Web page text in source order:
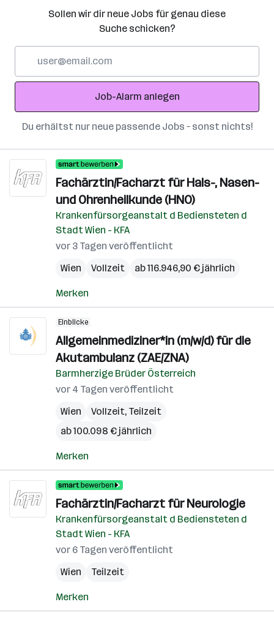
Sollen wir dir neue Jobs für genau diese
Suche schicken?
Adresse
Job-Alarm anlegen
Du erhältst nur neue passende Jobs – sonst nichts!
Fachärztin/Facharzt für Hals-, Nasen-
und Ohrenheilkunde (HNO)
Krankenfürsorgeanstalt d Bediensteten d
Stadt Wien - KFA
vor 3 Tagen veröffentlicht
Wien
Vollzeit ab 116.946,90 € jährlich
Merken
Einblicke
Allgemeinmediziner*in (m/w/d) für die
Akutambulanz (ZAE/ZNA)
Barmherzige Brüder Österreich
vor 4 Tagen veröffentlicht
Wien
Vollzeit, Teilzeit
ab 100.098 € jährlich
Merken
Fachärztin/Facharzt für Neurologie
Krankenfürsorgeanstalt d Bediensteten d
Stadt Wien - KFA
vor 6 Tagen veröffentlicht
Wien
Teilzeit
Merken